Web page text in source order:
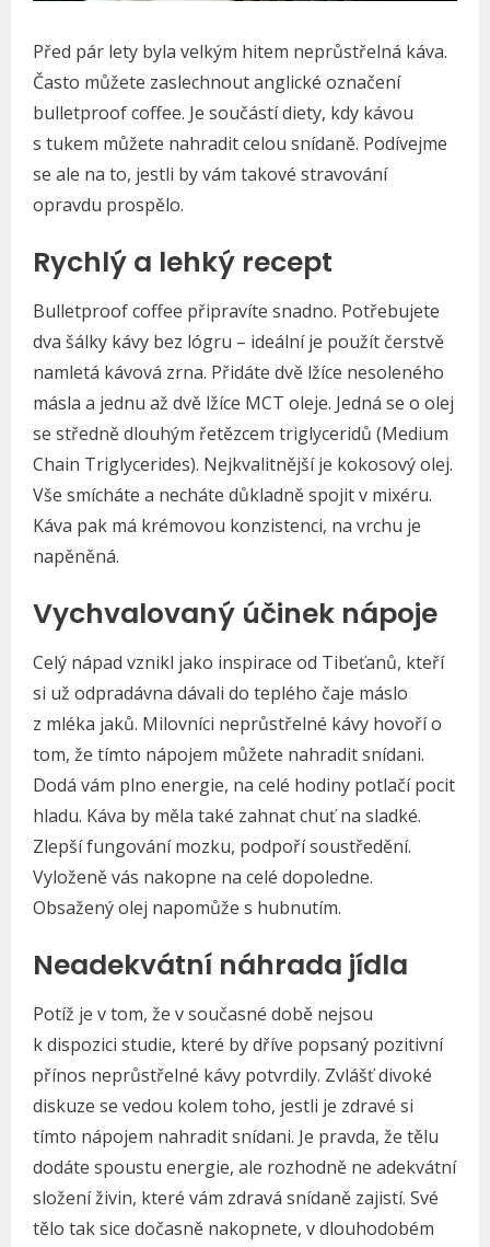
Před pár lety byla velkým hitem neprůstřelná káva.
Často můžete zaslechnout anglické označení
bulletproof coffee. Je součástí diety, kdy kávou
s tukem můžete nahradit celou snídaně. Podívejme
se ale na to, jestli by vám takové stravování
opravdu prospělo.
Rychlý a lehký recept
Bulletproof coffee připravíte snadno. Potřebujete
dva šálky kávy bez lógru – ideální je použít čerstvě
namletá kávová zrna. Přidáte dvě lžíce nesoleného
másla a jednu až dvě lžíce MCT oleje. Jedná se o olej
se středně dlouhým řetězcem triglyceridů (Medium
Chain Triglycerides). Nejkvalitnější je kokosový olej.
Vše smícháte a necháte důkladně spojit v mixéru.
Káva pak má krémovou konzistenci, na vrchu je
napěněná.
Vychvalovaný účinek nápoje
Celý nápad vznikl jako inspirace od Tibeťanů, kteří
si už odpradávna dávali do teplého čaje máslo
z mléka jaků. Milovníci neprůstřelné kávy hovoří o
tom, že tímto nápojem můžete nahradit snídani.
Dodá vám plno energie, na celé hodiny potlačí pocit
hladu. Káva by měla také zahnat chuť na sladké.
Zlepší fungování mozku, podpoří soustředění.
Vyloženě vás nakopne na celé dopoledne.
Obsažený olej napomůže s hubnutím.
Neadekvátní náhrada jídla
Potíž je v tom, že v současné době nejsou
k dispozici studie, které by dříve popsaný pozitivní
přínos neprůstřelné kávy potvrdily. Zvlášť divoké
diskuze se vedou kolem toho, jestli je zdravé si
tímto nápojem nahradit snídani. Je pravda, že tělu
dodáte spoustu energie, ale rozhodně ne adekvátní
složení živin, které vám zdravá snídaně zajistí. Své
tělo tak sice dočasně nakopnete, v dlouhodobém